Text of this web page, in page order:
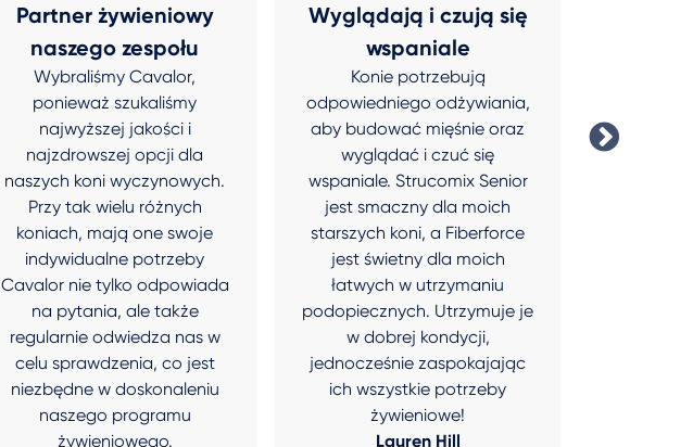
Partner żywieniowy
naszego zespołu
Wybraliśmy Cavalor,
ponieważ szukaliśmy
najwyższej jakości i
najzdrowszej opcji dla
naszych koni wyczynowych.
Przy tak wielu różnych
koniach, mają one swoje
indywidualne potrzeby
Cavalor nie tylko odpowiada
na pytania, ale także
regularnie odwiedza nas w
celu sprawdzenia, co jest
niezbędne w doskonaleniu
naszego programu
żywieniowego.
Wyglądają i czują się
wspaniale
Konie potrzebują
odpowiedniego odżywiania,
aby budować mięśnie oraz
wyglądać i czuć się
wspaniale. Strucomix Senior
jest smaczny dla moich
starszych koni, a Fiberforce
jest świetny dla moich
łatwych w utrzymaniu
podopiecznych. Utrzymuje je
w dobrej kondycji,
jednocześnie zaspokajając
ich wszystkie potrzeby
żywieniowe!
Lauren Hill
mu